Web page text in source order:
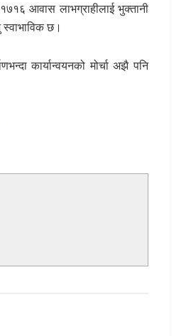
आवास लाभग्राहीलाई भुक्तानी
छ।
कार्यान्वयनको मोर्चा अझै पनि